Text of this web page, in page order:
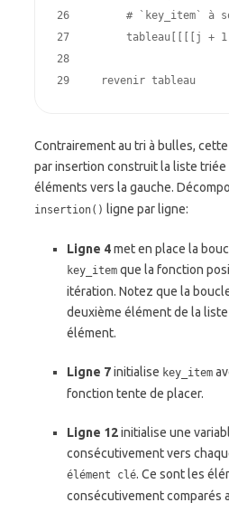
26
# `key_item` à
27
tableau j + 1
28
29
revenir tableau
Contrairement au tri à bulles,
par insertion construit la liste
éléments vers la gauche.
insertion() ligne par ligne:
Ligne 4met en place la
key_item que la fonction
itération. Notez que la
deuxième élément de la
élément.
Ligne 7initialise key_item
fonction tente de placer.
Ligne 12initialise une
consécutivement vers
élément clé. Ce sont les
consécutivement comparés